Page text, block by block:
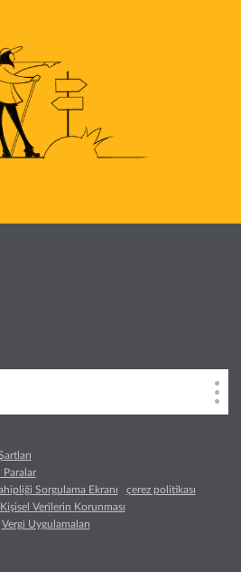
Paralar
Sorgulama Ekranı
çerez politikası
Kişisel Verilerin Korunması
Vergi Uygulamaları